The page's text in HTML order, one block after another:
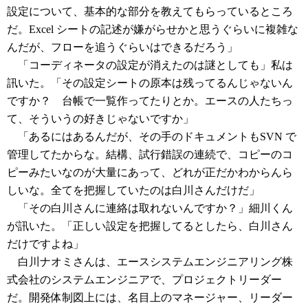
設定について、基本的な部分を教えてもらっているところ
だ。Excel シートの記述が嫌がらせかと思うぐらいに複雑な
んだが、フローを追うぐらいはできるだろう」
「コーディネータの設定が消えたのは謎としても」私は
訊いた。「その設定シートの原本は残ってるんじゃないん
ですか？ 台帳で一覧作ってたりとか。エースの人たちっ
て、そういうの好きじゃないですか」
「あるにはあるんだが、その手のドキュメントもSVN で
管理してたからな。結構、試行錯誤の連続で、コピーのコ
ピーみたいなのが大量にあって、どれが正だかわからんら
しいな。全てを把握していたのは白川さんだけだ」
「その白川さんに連絡は取れないんですか？」細川くん
が訊いた。「正しい設定を把握してるとしたら、白川さん
だけですよね」
白川ナオミさんは、エースシステムエンジニアリング株
式会社のシステムエンジニアで、プロジェクトリーダー
だ。開発体制図上には、名目上のマネージャー、リーダー